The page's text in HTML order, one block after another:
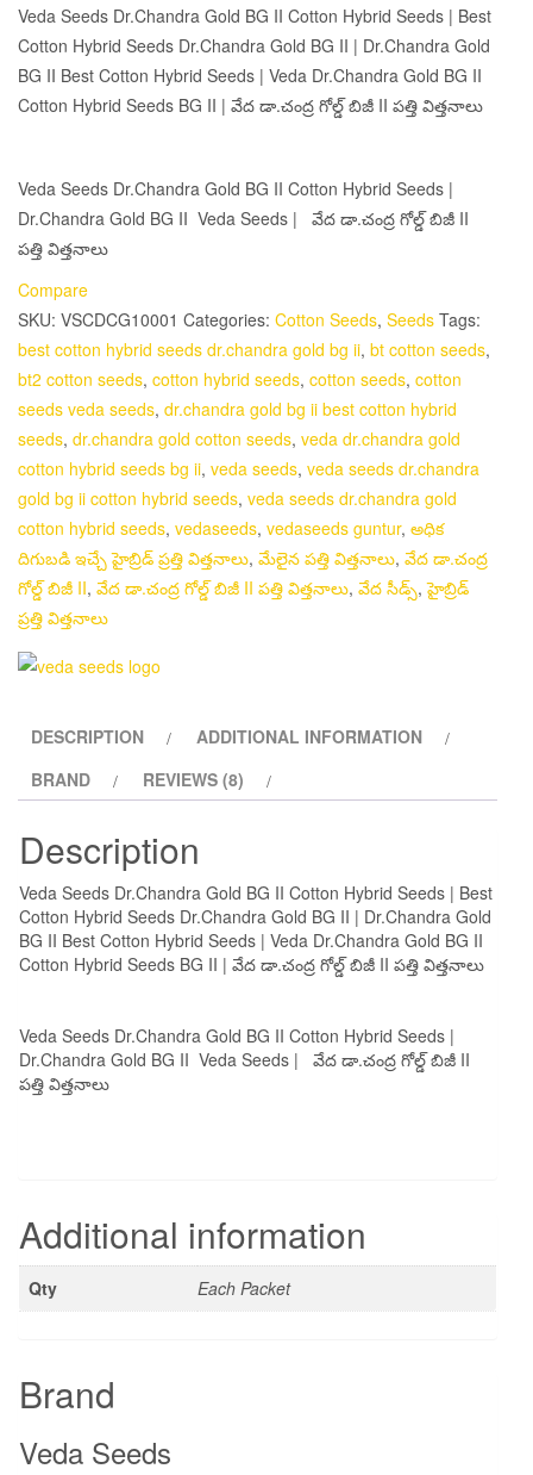
Veda Seeds Dr.Chandra Gold BG II Cotton Hybrid Seeds | Best
Cotton Hybrid Seeds Dr.Chandra Gold BG II | Dr.Chandra Gold
BG II Best Cotton Hybrid Seeds | Veda Dr.Chandra Gold BG II
Cotton Hybrid Seeds BG II | వేద డా.చంద్ర గోల్డ్ బిజీ II పత్తి విత్తనాలు
Veda Seeds Dr.Chandra Gold BG II Cotton Hybrid Seeds |
Dr.Chandra Gold BG II Veda Seeds | వేద డా.చంద్ర గోల్డ్ బిజీ II
పత్తి విత్తనాలు
Compare
SKU: VSCDCG10001 Categories: Cotton Seeds, Seeds Tags:
best cotton hybrid seeds dr.chandra gold bg ii, bt cotton seeds,
bt2 cotton seeds, cotton hybrid seeds, cotton seeds, cotton
seeds veda seeds, dr.chandra gold bg ii best cotton hybrid
seeds, dr.chandra gold cotton seeds, veda dr.chandra gold
cotton hybrid seeds bg ii, veda seeds, veda seeds dr.chandra
gold bg ii cotton hybrid seeds, veda seeds dr.chandra gold
cotton hybrid seeds, vedaseeds, vedaseeds guntur, అధిక
దిగుబడి ఇచ్చే హైబ్రిడ్ ప్రత్తి విత్తనాలు, మేలైన పత్తి విత్తనాలు, వేద డా.చంద్ర
గోల్డ్ బిజీ II, వేద డా.చంద్ర గోల్డ్ బిజీ II పత్తి విత్తనాలు, వేద సీడ్స్,హైబ్రిడ్
ప్రత్తి విత్తనాలు
DESCRIPTION
ADDITIONAL INFORMATION
BRAND
REVIEWS (8)
Description
Veda Seeds Dr.Chandra Gold BG II Cotton Hybrid Seeds | Best
Cotton Hybrid Seeds Dr.Chandra Gold BG II | Dr.Chandra Gold
BG II Best Cotton Hybrid Seeds | Veda Dr.Chandra Gold BG II
Cotton Hybrid Seeds BG II | వేద డా.చంద్ర గోల్డ్ బిజీ II పత్తి విత్తనాలు
Veda Seeds Dr.Chandra Gold BG II Cotton Hybrid Seeds |
Dr.Chandra Gold BG II Veda Seeds | వేద డా.చంద్ర గోల్డ్ బిజీ II
పత్తి విత్తనాలు
Additional information
Qty Each Packet
Brand
Veda Seeds